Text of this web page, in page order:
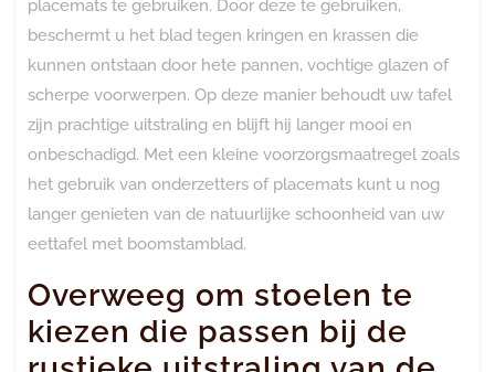
placemats te gebruiken. Door deze te gebruiken,
beschermt u het blad tegen kringen en krassen die
kunnen ontstaan door hete pannen, vochtige glazen of
scherpe voorwerpen. Op deze manier behoudt uw tafel
zijn prachtige uitstraling en blijft hij langer mooi en
onbeschadigd. Met een kleine voorzorgsmaatregel zoals
het gebruik van onderzetters of placemats kunt u nog
langer genieten van de natuurlijke schoonheid van uw
eettafel met boomstamblad.
Overweeg om stoelen te
kiezen die passen bij de